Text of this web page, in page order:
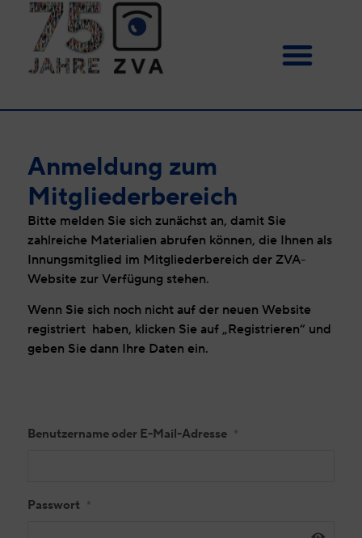
Anmeldung zum
Mitgliederbereich
Bitte melden Sie sich zunächst an, damit Sie
zahlreiche Materialien abrufen können, die Ihnen als
Innungsmitglied im Mitgliederbereich der ZVA-
Website zur Verfügung stehen.
Wenn Sie sich noch nicht auf der neuen Website
registriert haben, klicken Sie auf „Registrieren“ und
geben Sie dann Ihre Daten ein.
Benutzername oder E-Mail-Adresse *
Passwort *